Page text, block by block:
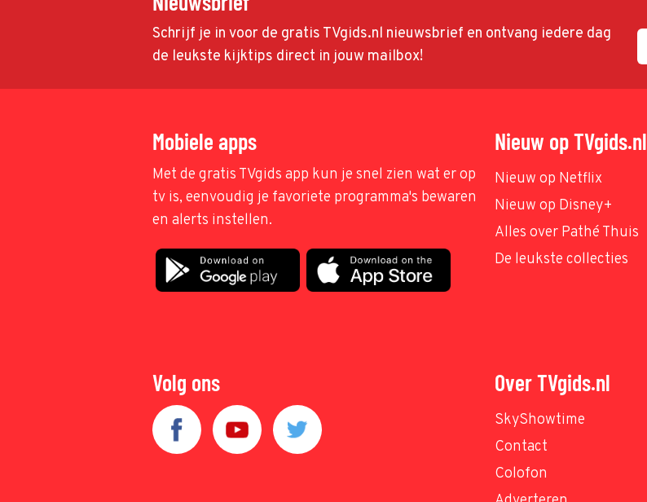
Schrijf je in voor de gratis TVgids.nl nieuwsbrief en ontvang iedere dag
de leukste kijktips direct in jouw mailbox!
Mobiele apps
Met de gratis TVgids app kun je snel zien wat er op
tv is, eenvoudig je favoriete programma's bewaren
en alerts instellen.
Nieuw op TVgids.nl
Nieuw op Netflix
Nieuw op Disney+
Alles over Pathé Thuis
De leukste collecties
Volg ons Over TVgids.nl
SkyShowtime
Contact
Colofon